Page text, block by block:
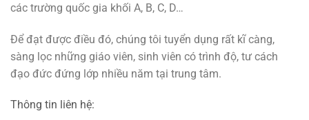
các trường quốc gia khối A, B, C, D…
Để đạt được điều đó, chúng tôi tuyển dụng rất kĩ càng,
sàng lọc những giáo viên, sinh viên có trình độ, tư cách
đạo đức đứng lớp nhiều năm tại trung tâm.
Thông tin liên hệ: